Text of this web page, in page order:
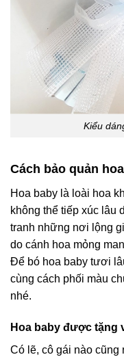
Kiểu
Cách bảo quản
Hoa baby là loài hoa
không thể tiếp xúc lâu
tranh những nơi lộng
do cánh hoa mỏng
Để bó hoa baby tươi
cùng cách phối màu
nhé.
Hoa baby được tặng
Có lẽ, cô gái nào cũng